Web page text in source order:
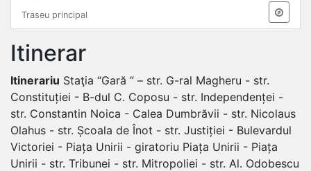
Traseu principal
Itinerar
Itinerariu Staţia “Gară ” – str. G-ral Magheru - str.
Constituției - B-dul C. Coposu - str. Independenței -
str. Constantin Noica - Calea Dumbrăvii - str. Nicolaus
Olahus - str. Școala de Înot - str. Justiției - Bulevardul
Victoriei - Piața Unirii - giratoriu Piața Unirii - Piața
Unirii - str. Tribunei - str. Mitropoliei - str. Al. Odobescu